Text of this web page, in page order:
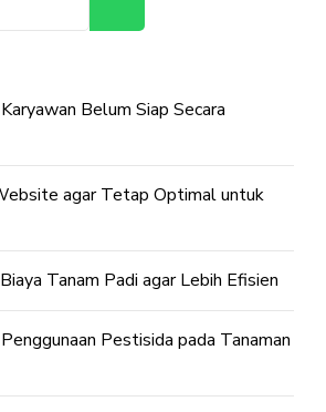
Belum Siap Secara
agar Tetap Optimal untuk
Tanam Padi agar Lebih Efisien
Pestisida pada Tanaman